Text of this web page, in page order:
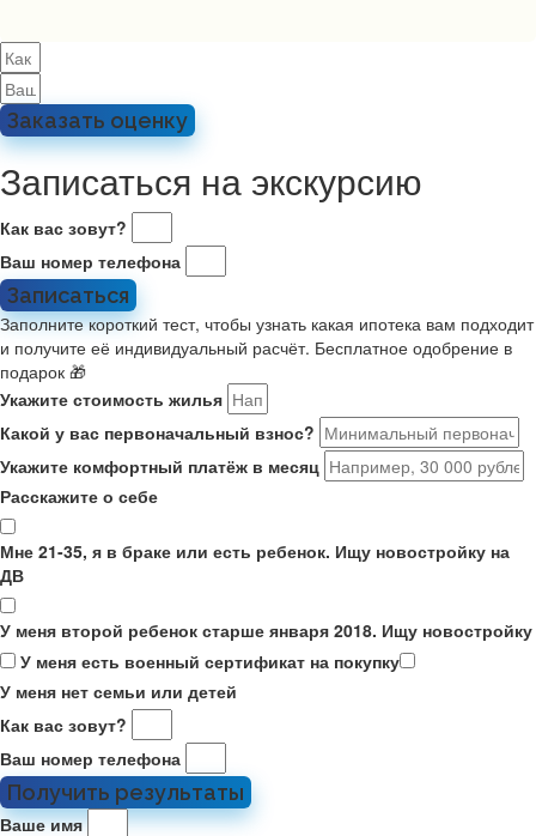
Заказать оценку
Записаться на экскурсию
Как вас зовут?
Ваш номер телефона
Записаться
Заполните короткий тест, чтобы узнать какая ипотека вам подходит
и получите её индивидуальный расчёт. Бесплатное одобрение в
подарок 🎁
Укажите стоимость жилья
Какой у вас первоначальный взнос?
Укажите комфортный платёж в месяц
Расскажите о себе
Мне 21-35, я в браке или есть ребенок. Ищу новостройку на
ДВ
У меня второй ребенок старше января 2018. Ищу новостройку
У меня есть военный сертификат на покупку
У меня нет семьи или детей
Как вас зовут?
Ваш номер телефона
Получить результаты
Ваше имя